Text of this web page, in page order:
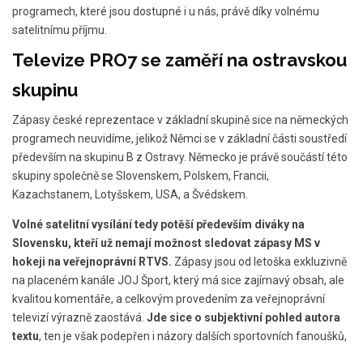
programech, které jsou dostupné i u nás, právě díky volnému
satelitnímu příjmu.
Televize PRO7 se zaměří na ostravskou
skupinu
Zápasy české reprezentace v základní skupině sice na německých
programech neuvidíme, jelikož Němci se v základní části soustředí
především na skupinu B z Ostravy. Německo je právě součástí této
skupiny společně se Slovenskem, Polskem, Francii,
Kazachstanem, Lotyšskem, USA, a Švédskem.
Volné satelitní vysílání tedy potěší především diváky na
Slovensku, kteří už nemají možnost sledovat zápasy MS v
hokeji na veřejnoprávní RTVS. Zápasy jsou od letoška exkluzivně
na placeném kanále JOJ Šport, který má sice zajímavý obsah, ale
kvalitou komentáře, a celkovým provedením za veřejnoprávní
televizí výrazně zaostává. Jde sice o subjektivní pohled autora
textu, ten je však podepřen i názory dalších sportovních fanoušků,